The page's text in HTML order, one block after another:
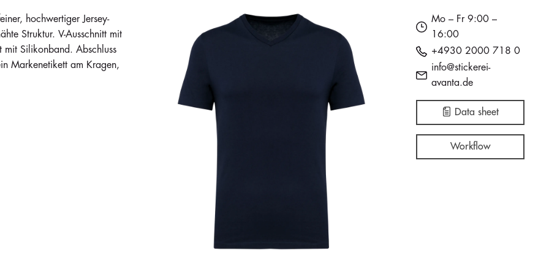
hochwertiger Jersey-
Struktur. V-Ausschnitt mit
mit Silikonband. Abschluss
Markenetikett am Kragen,
Mo – Fr 9:00 –
16:00
+4930 2000 718 0
info@stickerei-
avanta.de
Data sheet
Workflow